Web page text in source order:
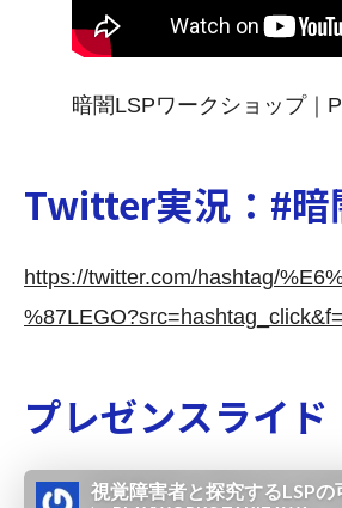
暗闇LSPワークショップ｜
Twitter実況：#暗
https://twitter.com/hashtag/
プレゼンスライド